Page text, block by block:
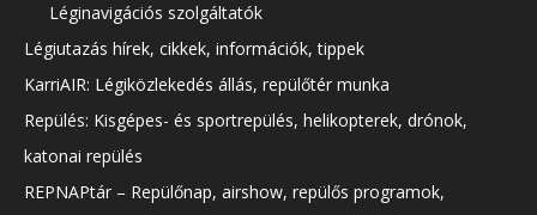
Léginavigációs szolgáltatók
Légiutazás hírek, cikkek, információk, tippek
KarriAIR: Légiközlekedés állás, repülőtér munka
Repülés: Kisgépes- és sportrepülés, helikopterek, drónok,
katonai repülés
REPNAPtár – Repülőnap, airshow, repülős programok,